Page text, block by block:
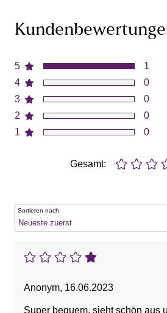
5
4
3
2
1
1
0
0
0
0
Gesamt:
Sortieren nach
Anonym, 16.06.2023
Super bequem, sieht schön aus